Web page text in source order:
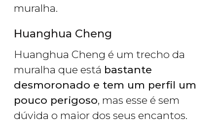
muralha.
Huanghua Cheng
Huanghua Cheng é um trecho da
muralha que está bastante
desmoronado e tem um perfil um
pouco perigoso, mas esse é sem
dúvida o maior dos seus encantos.